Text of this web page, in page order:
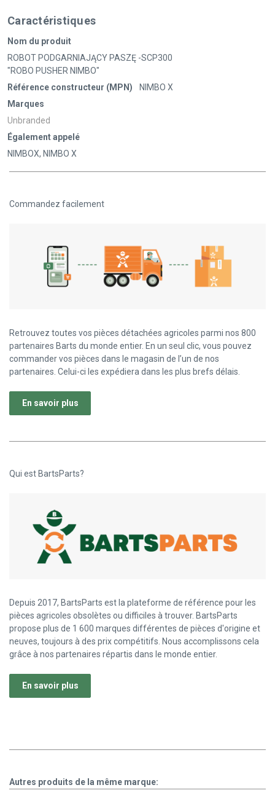
Caractéristiques
Nom du produit
ROBOT PODGARNIAJĄCY PASZĘ -SCP300
"ROBO PUSHER NIMBO"
Référence constructeur (MPN)
NIMBO X
Marques
Unbranded
Également appelé
NIMBOX, NIMBO X
Commandez facilement
Retrouvez toutes vos pièces détachées agricoles parmi nos 800
partenaires Barts du monde entier. En un seul clic, vous pouvez
commander vos pièces dans le magasin de l’un de nos
partenaires. Celui-ci les expédiera dans les plus brefs délais.
En savoir plus
Qui est BartsParts?
Depuis 2017, BartsParts est la plateforme de référence pour les
pièces agricoles obsolètes ou difficiles à trouver. BartsParts
propose plus de 1 600 marques différentes de pièces d'origine et
neuves, toujours à des prix compétitifs. Nous accomplissons cela
grâce à nos partenaires répartis dans le monde entier.
En savoir plus
Autres produits de la même marque: